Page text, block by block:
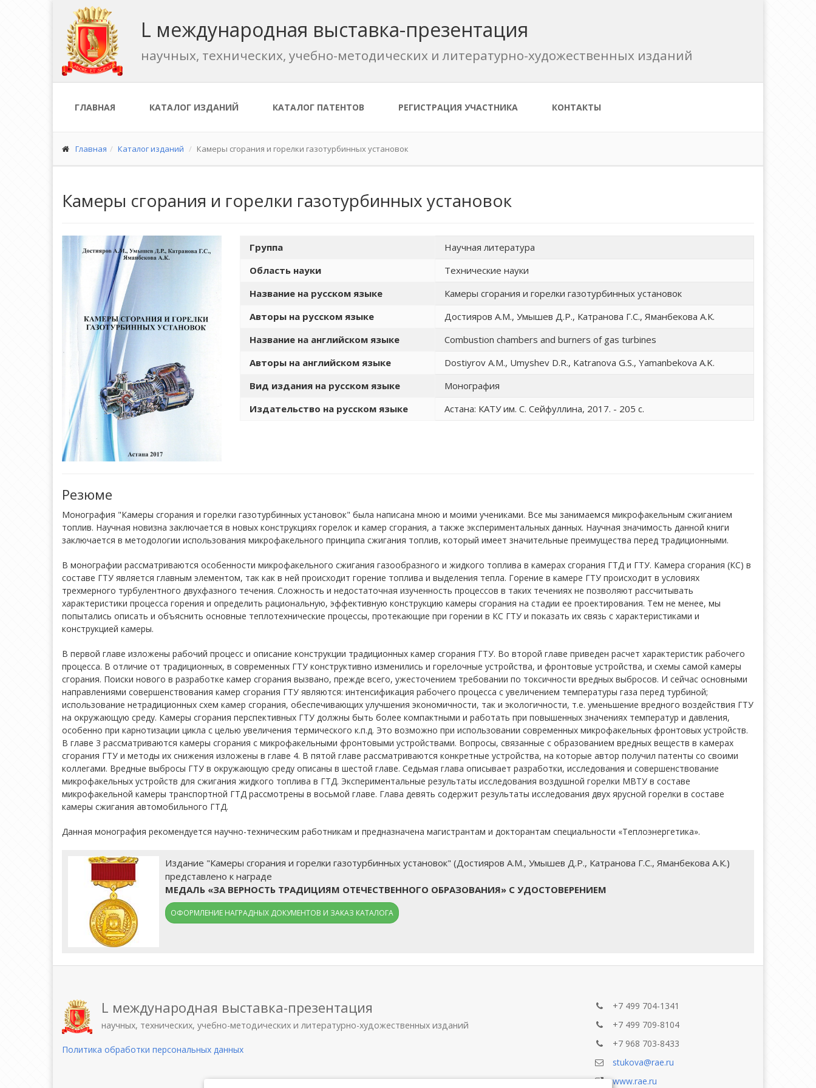
L международная выставка-презентация
научных, технических, учебно-методических и литературно-художественных изданий
ГЛАВНАЯ КАТАЛОГ ИЗДАНИЙ КАТАЛОГ ПАТЕНТОВ РЕГИСТРАЦИЯ УЧАСТНИКА КОНТАКТЫ
Главная Каталог изданий Камеры сгорания и горелки газотурбинных установок
Камеры сгорания и горелки газотурбинных установок
Группа
Научная литература
Область науки
Технические науки
Название на русском языке
Камеры сгорания и горелки газотурбинных установок
Авторы на русском языке
Достияров А.М., Умышев Д.Р., Катранова Г.С., Яманбекова А.К.
Название на английском языке
Combustion chambers and burners of gas turbines
Авторы на английском языке
Dostiyrov A.M., Umyshev D.R., Katranova G.S., Yamanbekova A.K.
Вид издания на русском языке
Монография
Издательство на русском языке
Астана: КАТУ им. С. Сейфуллина, 2017. - 205 с.
Резюме
Монография "Камеры сгорания и горелки газотурбинных установок" была написана мною и моими учениками. Все мы занимаемся микрофакельным сжиганием
топлив. Научная новизна заключается в новых конструкциях горелок и камер сгорания, а также экспериментальных данных. Научная значимость данной книги
заключается в методологии использования микрофакельного принципа сжигания топлив, который имеет значительные преимущества перед традиционными.
В монографии рассматриваются особенности микрофакельного сжигания газообразного и жидкого топлива в камерах сгорания ГТД и ГТУ. Камера сгорания (КС) в
составе ГТУ является главным элементом, так как в ней происходит горение топлива и выделения тепла. Горение в камере ГТУ происходит в условиях
трехмерного турбулентного двухфазного течения. Сложность и недостаточная изученность процессов в таких течениях не позволяют рассчитывать
характеристики процесса горения и определить рациональную, эффективную конструкцию камеры сгорания на стадии ее проектирования. Тем не менее, мы
попытались описать и объяснить основные теплотехнические процессы, протекающие при горении в КС ГТУ и показать их связь с характеристиками и
конструкцией камеры.
В первой главе изложены рабочий процесс и описание конструкции традиционных камер сгорания ГТУ. Во второй главе приведен расчет характеристик рабочего
процесса. В отличие от традиционных, в современных ГТУ конструктивно изменились и горелочные устройства, и фронтовые устройства, и схемы самой камеры
сгорания. Поиски нового в разработке камер сгорания вызвано, прежде всего, ужесточением требовании по токсичности вредных выбросов. И сейчас основными
направлениями совершенствования камер сгорания ГТУ являются: интенсификация рабочего процесса с увеличением температуры газа перед турбиной;
использование нетрадиционных схем камер сгорания, обеспечивающих улучшения экономичности, так и экологичности, т.е. уменьшение вредного воздействия ГТУ
на окружающую среду. Камеры сгорания перспективных ГТУ должны быть более компактными и работать при повышенных значениях температур и давления,
особенно при карнотизации цикла с целью увеличения термического к.п.д. Это возможно при использовании современных микрофакельных фронтовых устройств.
В главе 3 рассматриваются камеры сгорания с микрофакельными фронтовыми устройствами. Вопросы, связанные с образованием вредных веществ в камерах
сгорания ГТУ и методы их снижения изложены в главе 4. В пятой главе рассматриваются конкретные устройства, на которые автор получил патенты со своими
коллегами. Вредные выбросы ГТУ в окружающую среду описаны в шестой главе. Седьмая глава описывает разработки, исследования и совершенствование
микрофакельных устройств для сжигания жидкого топлива в ГТД. Экспериментальные результаты исследования воздушной горелки МВТУ в составе
микрофакельной камеры транспортной ГТД рассмотрены в восьмой главе. Глава девять содержит результаты исследования двух ярусной горелки в составе
камеры сжигания автомобильного ГТД.
Данная монография рекомендуется научно-техническим работникам и предназначена магистрантам и докторантам специальности «Теплоэнергетика».
Издание "Камеры сгорания и горелки газотурбинных установок" (Достияров А.М., Умышев Д.Р., Катранова Г.С., Яманбекова А.К.)
представлено к награде
МЕДАЛЬ «ЗА ВЕРНОСТЬ ТРАДИЦИЯМ ОТЕЧЕСТВЕННОГО ОБРАЗОВАНИЯ» С УДОСТОВЕРЕНИЕМ
ОФОРМЛЕНИЕ НАГРАДНЫХ ДОКУМЕНТОВ И ЗАКАЗ КАТАЛОГА
L международная выставка-презентация
научных, технических, учебно-методических и литературно-художественных изданий
Политика обработки персональных данных
+7 499 704-1341
+7 499 709-8104
+7 968 703-8433
stukova@rae.ru
www.rae.ru